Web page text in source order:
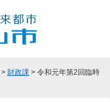
> 財政課 > 令和元年第2回臨時